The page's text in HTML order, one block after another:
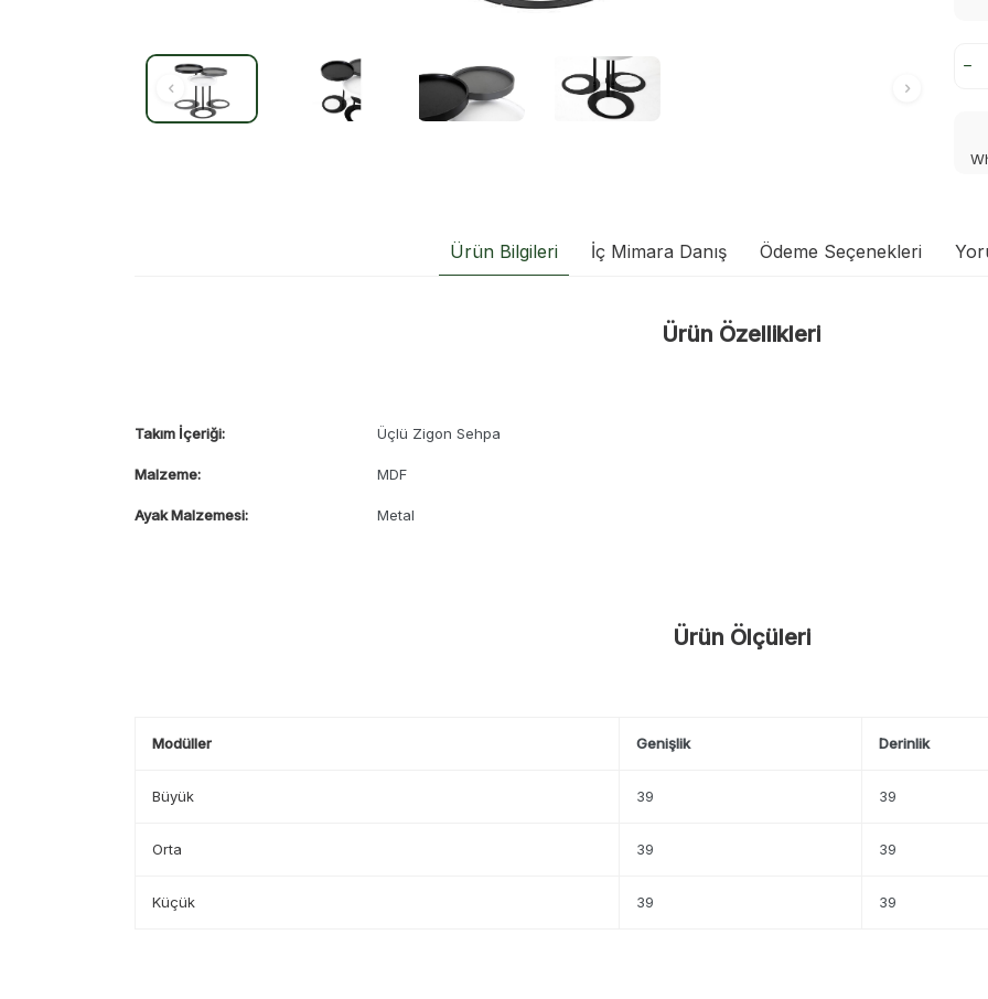
Ürün Bilgileri İç Mimara Danış Ödeme Seçenekleri
Ürün Özellikleri
Takım İçeriği: Üçlü Zigon Sehpa
Malzeme: MDF
Ayak Malzemesi: Metal
Ürün Ölçüleri
Modüller Genişlik Derinlik
Büyük 39 39
Orta 39 39
Küçük 39 39